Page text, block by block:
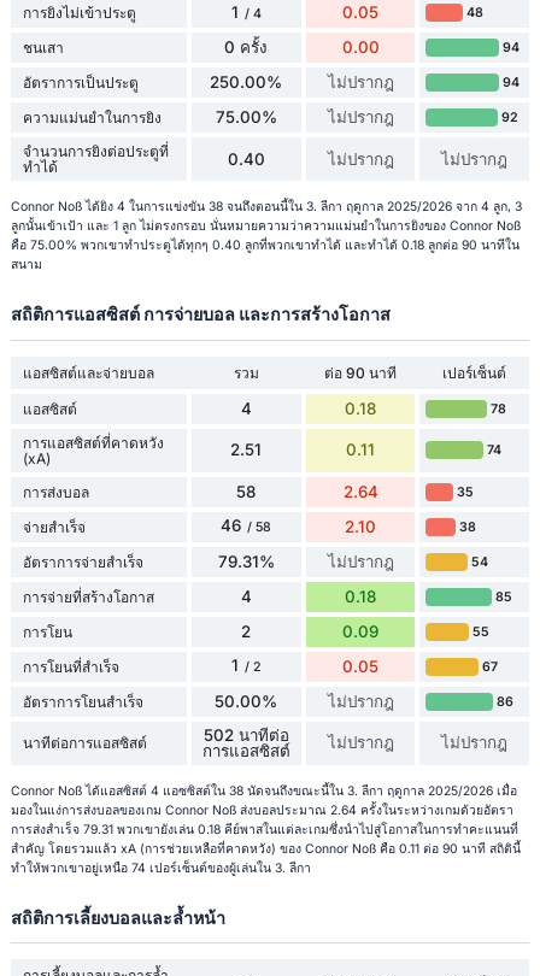
การยิงไม่เข้าประตู 1 / 4 0.05 48
ชนเสา 0 ครั้ง 0.00 94
อัตราการเป็นประตู 250.00% ไม่ปรากฎ 94
ความแม่นยำในการยิง 75.00% ไม่ปรากฎ 92
จำนวนการยิงต่อประตูที่
ทำได้
0.40 ไม่ปรากฎ ไม่ปรากฎ
Connor Noß ได้ยิง 4 ในการแข่งขัน 38 จนถึงตอนนี้ใน 3. ลีกา ฤดูกาล 2025/2026 จาก 4 ลูก, 3
ลูกนั้นเข้าเป้า และ 1 ลูก ไม่ตรงกรอบ นั่นหมายความว่าความแม่นยำในการยิงของ Connor Noß
คือ 75.00% พวกเขาทำประตูได้ทุกๆ 0.40 ลูกที่พวกเขาทำได้ และทำได้ 0.18 ลูกต่อ 90 นาทีใน
สนาม
สถิติการแอสซิสต์ การจ่ายบอล และการสร้างโอกาส
แอสซิสต์และจ่ายบอล รวม ต่อ 90 นาที
เปอร์เซ็นต์
แอสซิสต์
4 0.18 78
การแอสซิสต์ที่คาดหวัง
(xA)
2.51 0.11 74
การส่งบอล 58 2.64 35
จ่ายสำเร็จ 46 / 58 2.10 38
อัตราการจ่ายสำเร็จ 79.31% ไม่ปรากฎ 54
การจ่ายที่สร้างโอกาส 4 0.18 85
การโยน 2 0.09 55
การโยนที่สำเร็จ 1 / 2 0.05 67
อัตราการโยนสำเร็จ 50.00% ไม่ปรากฎ 86
นาทีต่อการแอสซิสต์
502 นาทีต่อ
การแอสซิสต์
ไม่ปรากฎ ไม่ปรากฎ
Connor Noß ได้แอสซิสต์ 4 แอซซิสต์ใน 38 นัดจนถึงขณะนี้ใน 3. ลีกา ฤดูกาล 2025/2026 เมื่อ
มองในแง่การส่งบอลของเกม Connor Noß ส่งบอลประมาณ 2.64 ครั้งในระหว่างเกมด้วยอัตรา
การส่งสำเร็จ 79.31 พวกเขายังเล่น 0.18 คีย์พาสในแต่ละเกมซึ่งนำไปสู่โอกาสในการทำคะแนนที่
สำคัญ โดยรวมแล้ว xA (การช่วยเหลือที่คาดหวัง) ของ Connor Noß คือ 0.11 ต่อ 90 นาที สถิตินี้
ทำให้พวกเขาอยู่เหนือ 74 เปอร์เซ็นต์ของผู้เล่นใน 3. ลีกา
สถิติการเลี้ยงบอลและล้ำหน้า